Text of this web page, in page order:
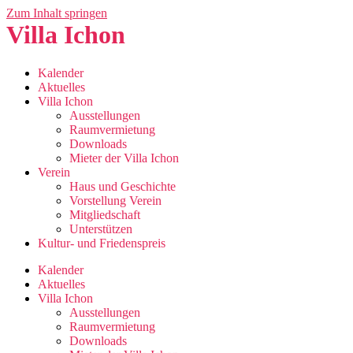
Zum Inhalt springen
Villa Ichon
Kalender
Aktuelles
Villa Ichon
Ausstellungen
Raumvermietung
Downloads
Mieter der Villa Ichon
Verein
Haus und Geschichte
Vorstellung Verein
Mitgliedschaft
Unterstützen
Kultur- und Friedenspreis
Kalender
Aktuelles
Villa Ichon
Ausstellungen
Raumvermietung
Downloads